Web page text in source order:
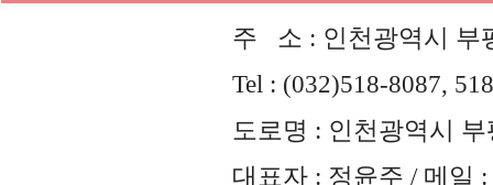
주 소 : 인천광역시 부
Tel : (032)518-8087,
도로명 : 인천광역시
대표자 : 정윤주 / 메일 :